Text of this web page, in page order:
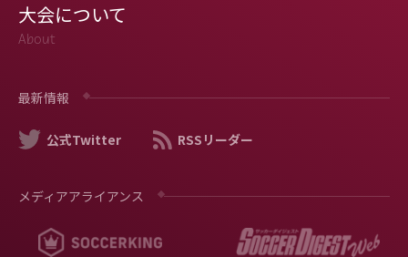
大会について
About
最新情報
公式Twitter RSSリーダー
メディアアライアンス